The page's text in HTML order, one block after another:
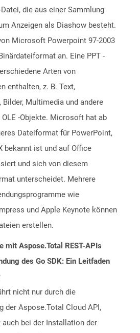
die aus einer Sammlung
Anzeigen als Diashow besteht.
Microsoft Powerpoint 97-2003
an. Eine PPT -
Arten von
enthalten, z. B. Text,
Bilder, Multimedia und andere
-Objekte. Microsoft hat ab
Dateiformat für PowerPoint,
bekannt ist und auf Office
und sich von diesem
unterscheidet. Mehrere
wie
und Apple Keynote können
erstellen.
mit Aspose.Total REST-APIs
des Go SDK: Ein Leitfaden
nicht nur durch die
der Aspose.Total Cloud API,
bei der Installation der